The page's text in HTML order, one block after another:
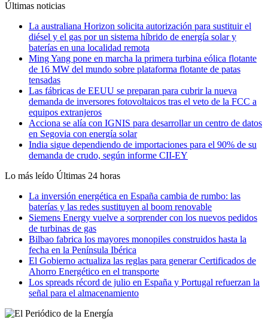
Últimas noticias
La australiana Horizon solicita autorización para sustituir el
diésel y el gas por un sistema híbrido de energía solar y
baterías en una localidad remota
Ming Yang pone en marcha la primera turbina eólica flotante
de 16 MW del mundo sobre plataforma flotante de patas
tensadas
Las fábricas de EEUU se preparan para cubrir la nueva
demanda de inversores fotovoltaicos tras el veto de la FCC a
equipos extranjeros
Acciona se alía con IGNIS para desarrollar un centro de datos
en Segovia con energía solar
India sigue dependiendo de importaciones para el 90% de su
demanda de crudo, según informe CII-EY
Lo más leído Últimas 24 horas
La inversión energética en España cambia de rumbo: las
baterías y las redes sustituyen al boom renovable
Siemens Energy vuelve a sorprender con los nuevos pedidos
de turbinas de gas
Bilbao fabrica los mayores monopiles construidos hasta la
fecha en la Península Ibérica
El Gobierno actualiza las reglas para generar Certificados de
Ahorro Energético en el transporte
Los spreads récord de julio en España y Portugal refuerzan la
señal para el almacenamiento